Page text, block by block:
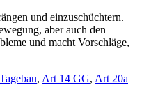
und einzuschüchtern.
aber auch den
und macht Vorschläge,
Tagebau, Art 14 GG, Art 20a